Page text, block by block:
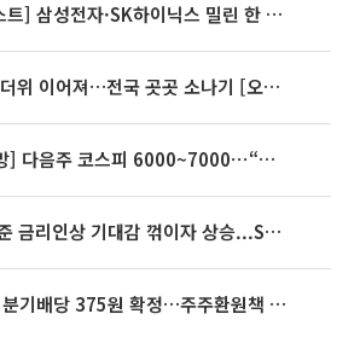
[베스트&워스트] 삼성전자·SK하이닉스 밀린 한 주…상상인증권은 85% 급등
35도 안팎 무더위 이어져…전국 곳곳 소나기 [오늘 날씨]
[주간증시전망] 다음주 코스피 6000~7000⋯“外人 수급은 정책이 변수”
뉴욕증시, 연준 금리인상 기대감 꺾이자 상승...S&P500 사상 최고치 [종합]
SK하이닉스, 분기배당 375원 확정…주주환원책 9월로 앞당겨 발표